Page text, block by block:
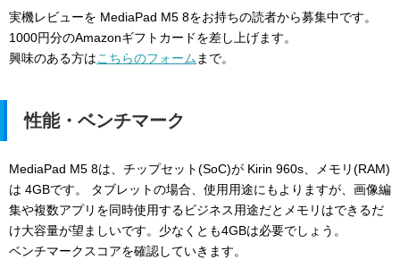
実機レビューを MediaPad M5 8をお持ちの読者から募集中です。
1000円分のAmazonギフトカードを差し上げます。
興味のある方はこちらのフォーム まで。
性能・ベンチマーク
MediaPad M5 8は、チップセット(SoC)が Kirin 960s、メモリ(RAM)
は 4GBです。 タブレットの場合、使用用途にもよりますが、画像編
集や複数アプリを同時使用するビジネス用途だとメモリはできるだ
け大容量が望ましいです。少なくとも4GBは必要でしょう。
ベンチマークスコアを確認していきます。